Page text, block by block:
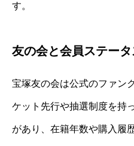
す。
友の会と会員ステー
宝塚友の会は公式のファン
ケット先行や抽選制度を持
があり、在籍年数や購入履